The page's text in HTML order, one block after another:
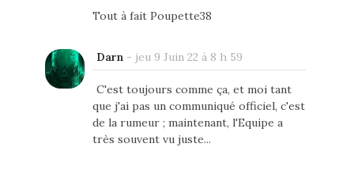
Tout à fait Poupette38
Darn - jeu 9 Juin 22 à 8 h 59
C'est toujours comme ça, et moi tant
que j'ai pas un communiqué officiel, c'est
de la rumeur ; maintenant, l'Equipe a
très souvent vu juste...